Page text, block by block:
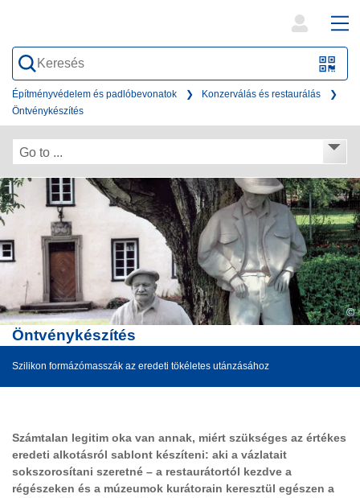
QR-
Code
form
Építményvédelem és padlóbevonatok
Konzerválás és restaurálás
Öntvénykészítés
Go to ...
©
Öntvénykészítés
Szilikon formázómasszák az eredeti tökéletes utánzásához
Számtalan legitim oka van annak, miért szükséges az értékes
eredeti alkotásról sablont készíteni: aki a vázlatait
sokszorosítani szeretné – a restaurátortól kezdve a
régészeken és a múzeumok kurátorain keresztül egészen a